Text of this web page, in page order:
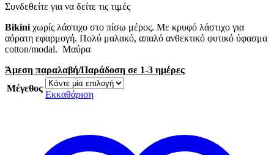
Συνδεθείτε για να δείτε τις τιμές
Bikini χωρίς λάστιχο στο πίσω μέρος. Με κρυφό λάστιχο για
αόρατη εφαρμογή. Πολύ μαλακό, απαλό ανθεκτικό φυτικό ύφασμα
cotton/modal. Μαύρα
Άμεση παραλαβή/Παράδοση σε 1-3 ημέρες
Μέγεθος
Εκκαθάριση